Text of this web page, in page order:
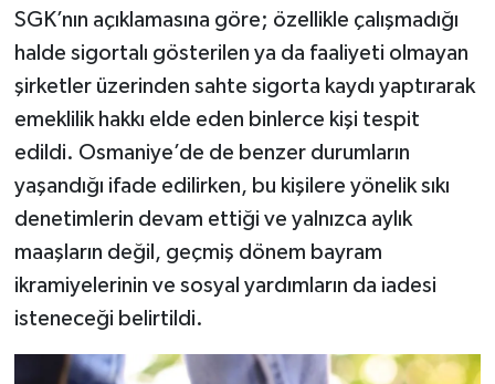
SGK’nın açıklamasına göre; özellikle çalışmadığı
halde sigortalı gösterilen ya da faaliyeti olmayan
şirketler üzerinden sahte sigorta kaydı yaptırarak
emeklilik hakkı elde eden binlerce kişi tespit
edildi. Osmaniye’de de benzer durumların
yaşandığı ifade edilirken, bu kişilere yönelik sıkı
denetimlerin devam ettiği ve yalnızca aylık
maaşların değil, geçmiş dönem bayram
ikramiyelerinin ve sosyal yardımların da iadesi
isteneceği belirtildi.